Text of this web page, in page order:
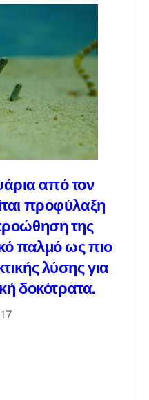
από τον
προφύλαξη
της
παλμό ως πιο
λύσης για
δοκότρατα.